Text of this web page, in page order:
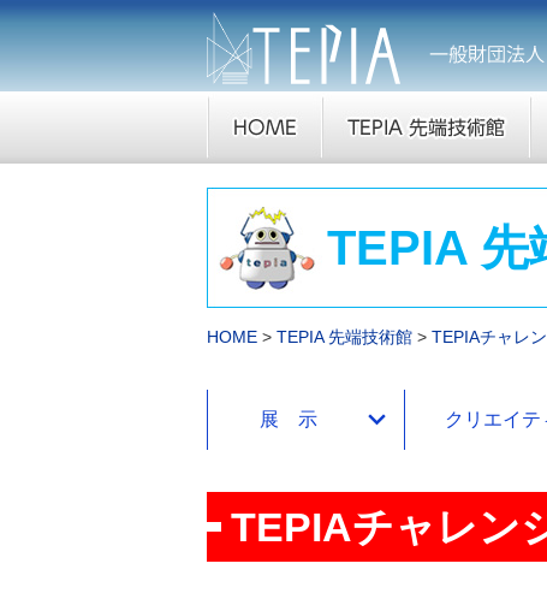
TEPIA 先
HOME TEPIA 先端技術館 TEPIAチャレ
展 示 クリエイテ
TEPIAチャレン